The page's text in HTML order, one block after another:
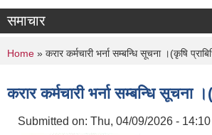
समाचार
You are here
Home » करार कर्मचारी भर्ना सम्बन्धि सूचना ।(कृषि
करार कर्मचारी भर्ना सम्बन्धि सूचना
Submitted on: Thu, 04/09/2026 - 14:10